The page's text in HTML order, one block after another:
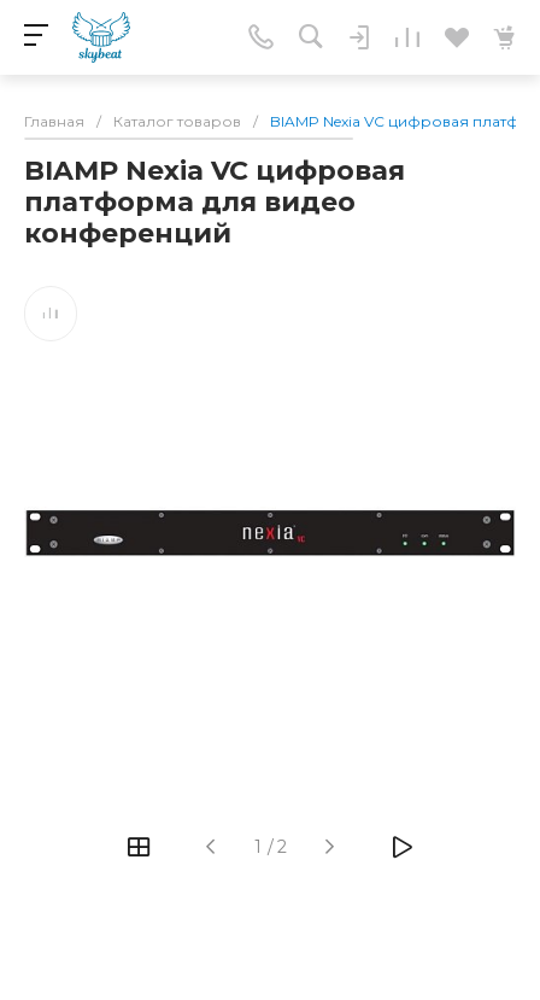
Главная / Каталог товаров / BIAMP Nexia VC цифровая
BIAMP Nexia VC цифровая
платформа для видео
конференций
1 /2